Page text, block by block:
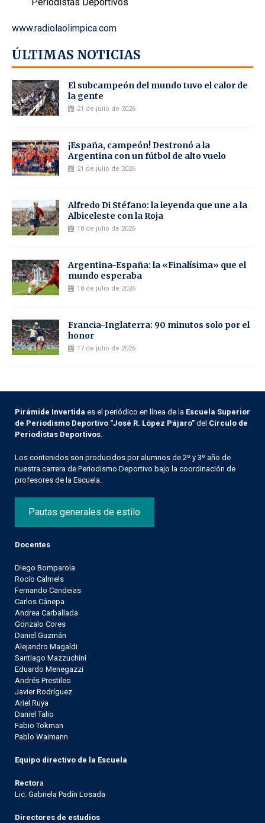
www.radiolaolimpica.com
ÚLTIMAS NOTICIAS
El subcampeón del mundo tuvo el calor de
la gente
21 de julio de 2026
¡España, campeón! Destronó a la
Argentina con un fútbol de alto vuelo
21 de julio de 2026
Alfredo Di Stéfano: la leyenda que une a la
Albiceleste con la Roja
18 de julio de 2026
Argentina-España: la «Finalísima» que el
mundo esperaba
18 de julio de 2026
Francia-Inglaterra: 90 minutos solo por el
honor
17 de julio de 2026
Pirámide Invertida es el periódico en línea de la Escuela Superior
de Periodismo Deportivo "José R. López Pájaro" del Círculo de
Periodistas Deportivos.
Los contenidos son producidos por alumnos de 2º y 3º año de
nuestra carrera de Periodismo Deportivo bajo la coordinación de
profesores de la Escuela.
Pautas generales de estilo
Docentes
Diego Bomparola
Rocío Calmels
Fernando Candeias
Carlos Cánepa
Andrea Carballada
Gonzalo Cores
Daniel Guzmán
Alejandro Magaldi
Santiago Mazzuchini
Eduardo Menegazzi
Andrés Prestileo
Javier Rodríguez
Ariel Ruya
Daniel Talio
Fabio Tokman
Pablo Waimann
Equipo directivo de la Escuela
Rectora
Lic. Gabriela Padín Losada
Directores de estudios